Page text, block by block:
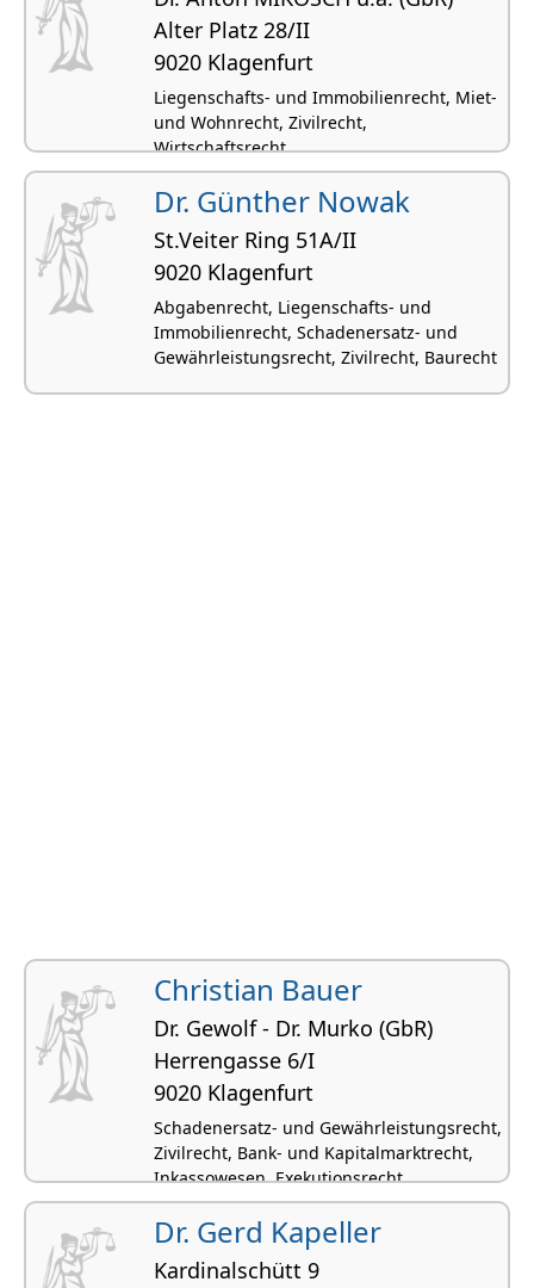
Alter Platz 28/II
9020 Klagenfurt
Liegenschafts- und Immobilienrecht, Miet-
und Wohnrecht, Zivilrecht,
Wirtschaftsrecht,
Wohnungseigentumsrecht
Dr. Günther Nowak
St.Veiter Ring 51A/II
9020 Klagenfurt
Abgabenrecht, Liegenschafts- und
Immobilienrecht, Schadenersatz- und
Gewährleistungsrecht, Zivilrecht, Baurecht
Christian Bauer
Dr. Gewolf - Dr. Murko (GbR)
Herrengasse 6/I
9020 Klagenfurt
Schadenersatz- und Gewährleistungsrecht,
Zivilrecht, Bank- und Kapitalmarktrecht,
Inkassowesen, Exekutionsrecht
Dr. Gerd Kapeller
Kardinalschütt 9